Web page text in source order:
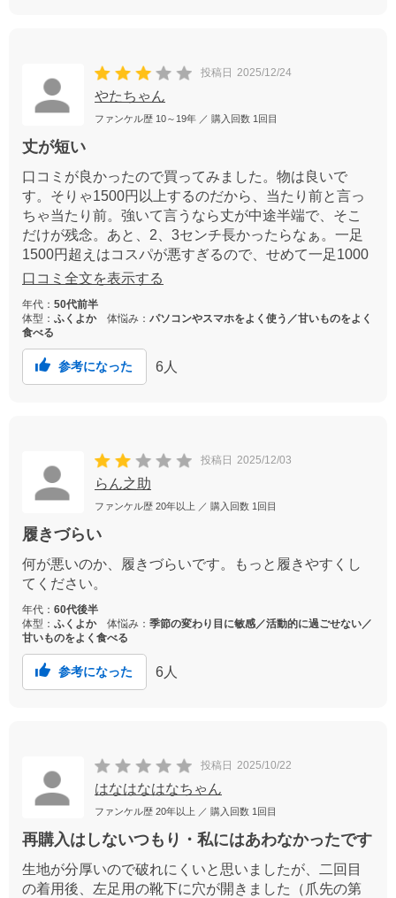
投稿日 2025/12/24
やたちゃん
ファンケル歴 10～19年 ／ 購入回数 1回目
丈が短い
口コミが良かったので買ってみました。物は良いで
す。そりゃ1500円以上するのだから、当たり前と言っ
ちゃ当たり前。強いて言うなら丈が中途半端で、そこ
だけが残念。あと、2、3センチ長かったらなぁ。一足
1500円超えはコスパが悪すぎるので、せめて一足1000
円以内だと嬉しい。ファンケルの人はここ見てくれる
口コミ全文を表示する
年代： 50代前半
体型： ふくよか体悩み： パソコンやスマホをよく使う／甘いものをよく
食べる
参考になった 6 人
投稿日 2025/12/03
らん之助
ファンケル歴 20年以上 ／ 購入回数 1回目
履きづらい
何が悪いのか、履きづらいです。もっと履きやすくし
てください。
年代： 60代後半
体型： ふくよか体悩み： 季節の変わり目に敏感／活動的に過ごせない／
甘いものをよく食べる
参考になった 6 人
投稿日 2025/10/22
はなはなはなちゃん
ファンケル歴 20年以上 ／ 購入回数 1回目
再購入はしないつもり・私にはあわなかったです
生地が分厚いので破れにくいと思いましたが、二回目
の着用後、左足用の靴下に穴が開きました（爪先の第